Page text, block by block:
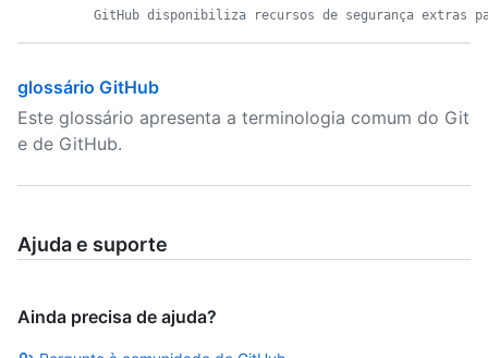
glossário GitHub
Este glossário apresenta a terminologia comum do Git
e de GitHub.
Ajuda e suporte
Ainda precisa de ajuda?